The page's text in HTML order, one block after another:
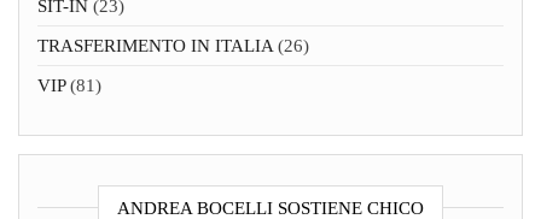
SIT-IN (23)
TRASFERIMENTO IN ITALIA (26)
VIP(81)
ANDREA BOCELLI SOSTIENE CHICO